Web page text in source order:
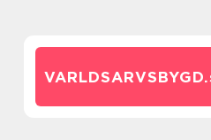
VARLDSARVSBYGD.